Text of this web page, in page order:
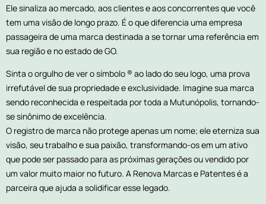
Ele sinaliza ao mercado, aos clientes e aos concorrentes que você
tem uma visão de longo prazo. É o que diferencia uma empresa
passageira de uma marca destinada a se tornar uma referência em
sua região e no estado de GO.
Sinta o orgulho de ver o símbolo ® ao lado do seu logo, uma prova
irrefutável de sua propriedade e exclusividade. Imagine sua marca
sendo reconhecida e respeitada por toda a Mutunópolis, tornando-
se sinônimo de excelência.
O registro de marca não protege apenas um nome; ele eterniza sua
visão, seu trabalho e sua paixão, transformando-os em um ativo
que pode ser passado para as próximas gerações ou vendido por
um valor muito maior no futuro. A Renova Marcas e Patentes é a
parceira que ajuda a solidificar esse legado.